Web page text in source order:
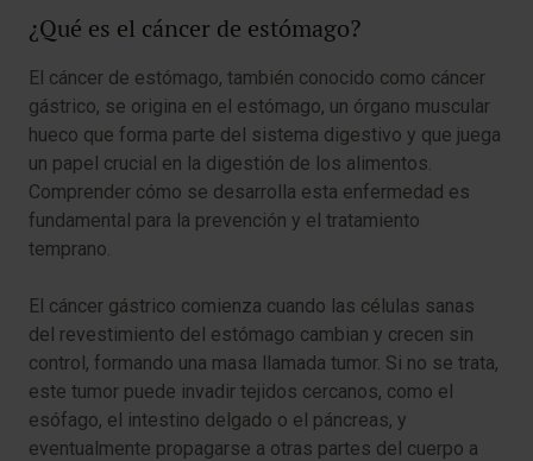
¿Qué es el cáncer de estómago?
El cáncer de estómago, también conocido como cáncer
gástrico, se origina en el estómago, un órgano muscular
hueco que forma parte del sistema digestivo y que juega
un papel crucial en la digestión de los alimentos.
Comprender cómo se desarrolla esta enfermedad es
fundamental para la prevención y el tratamiento
temprano.
El cáncer gástrico comienza cuando las células sanas
del revestimiento del estómago cambian y crecen sin
control, formando una masa llamada tumor. Si no se trata,
este tumor puede invadir tejidos cercanos, como el
esófago, el intestino delgado o el páncreas, y
eventualmente propagarse a otras partes del cuerpo a